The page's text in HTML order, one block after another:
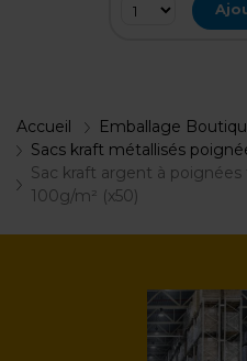
Accueil Emballage
Sacs kraft métallisés
Sac kraft argent à
100g/m² (x50)